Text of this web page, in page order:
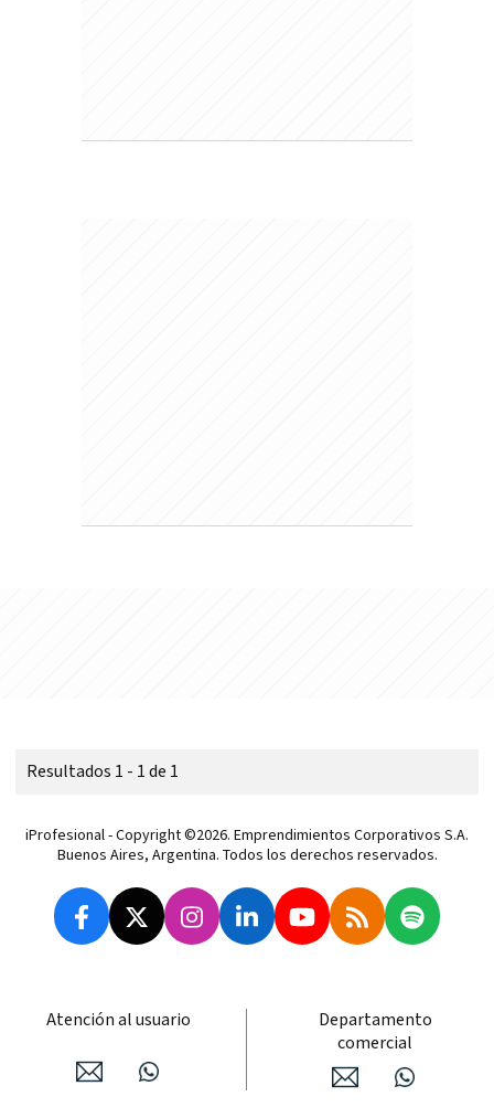
Resultados 1 - 1 de 1
iProfesional - Copyright ©2026. Emprendimientos Corporativos S.A.
Buenos Aires, Argentina. Todos los derechos reservados.
Atención al usuario
Departamento
comercial